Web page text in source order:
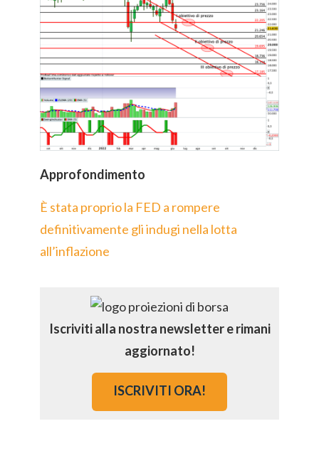
Approfondimento
È stata proprio la FED a rompere
definitivamente gli indugi nella lotta
all’inflazione
Iscriviti alla nostra newsletter e rimani
aggiornato!
ISCRIVITI ORA!